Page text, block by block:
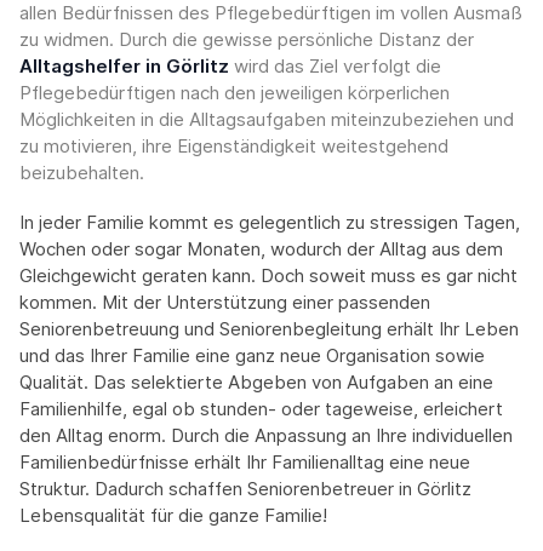
allen Bedürfnissen des Pflegebedürftigen im vollen Ausmaß
zu widmen. Durch die gewisse persönliche Distanz der
Alltagshelfer in Görlitz wird das Ziel verfolgt die
Pflegebedürftigen nach den jeweiligen körperlichen
Möglichkeiten in die Alltagsaufgaben miteinzubeziehen und
zu motivieren, ihre Eigenständigkeit weitestgehend
beizubehalten.
In jeder Familie kommt es gelegentlich zu stressigen Tagen,
Wochen oder sogar Monaten, wodurch der Alltag aus dem
Gleichgewicht geraten kann. Doch soweit muss es gar nicht
kommen. Mit der Unterstützung einer passenden
Seniorenbetreuung und Seniorenbegleitung erhält Ihr Leben
und das Ihrer Familie eine ganz neue Organisation sowie
Qualität. Das selektierte Abgeben von Aufgaben an eine
Familienhilfe, egal ob stunden- oder tageweise, erleichert
den Alltag enorm. Durch die Anpassung an Ihre individuellen
Familienbedürfnisse erhält Ihr Familienalltag eine neue
Struktur. Dadurch schaffen Seniorenbetreuer in Görlitz
Lebensqualität für die ganze Familie!